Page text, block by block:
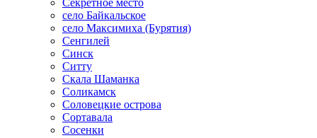
Секретное место
село Байкальское
село Максимиха (Бурятия)
Сенгилей
Синск
Ситту
Скала Шаманка
Соликамск
Соловецкие острова
Сортавала
Сосенки